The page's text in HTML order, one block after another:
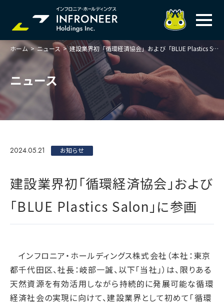
企業情報
トップメッセージ
岐べログ
事業紹介
ガバナンス
Infroneer AtoZ
ITSUTSU-BOSHI（グループ報）
IR情報
株主・投資家の皆様へ
業績ハイライト
決算説明会資料
IRニュースライブラリー
個人投資家の皆様へ
株主還元・配当性向
IRカレンダー
IR資料室
株主・株式情報
サステナビリティ
トップメッセージ
価値創造プロセス
事業セグメント紹介
ビジネスモデルと競争優位性
環境
環境マネジメント
気候変動
コンプライアンスホットライン
各種ポリシー
腐敗防止ポリシー
サイトポリシー
プライバシーポリシー
SNSポリシー
Me-pon
ホーム > ニュース > 建設業界初「循環経済協会」および「BLUE Plastics Salon」に参画
ニュース
2024.05.21 お知らせ
建設業界初「循環経済協会」および
「BLUE Plastics Salon」に参画
インフロニア・ホールディングス株式会社（本社：東京
都千代田区、社長：岐部一誠、以下「当社」）は、限りある
天然資源を有効活用しながら持続的に発展可能な循環
経済社会の実現に向けて、建設業界として初めて「循環